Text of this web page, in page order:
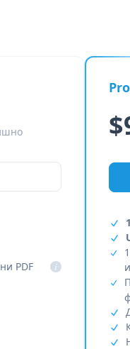
PDF
i
Pro